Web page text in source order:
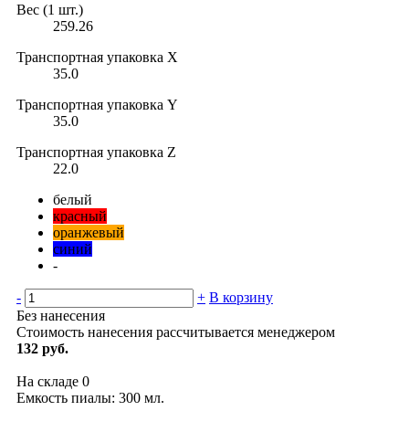
Вес (1 шт.)
259.26
Транспортная упаковка X
35.0
Транспортная упаковка Y
35.0
Транспортная упаковка Z
22.0
белый
красный
оранжевый
синий
-
- + В корзину
Без нанесения
Стоимость нанесения рассчитывается менеджером
132 руб.
На складе 0
Емкость пиалы: 300 мл.